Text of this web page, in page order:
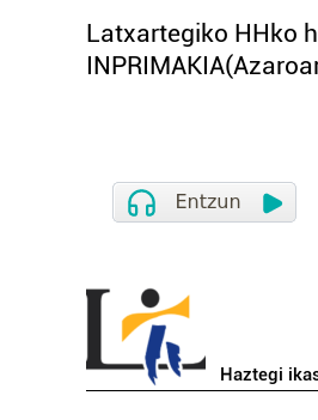
Latxartegiko HHko
Haztegi